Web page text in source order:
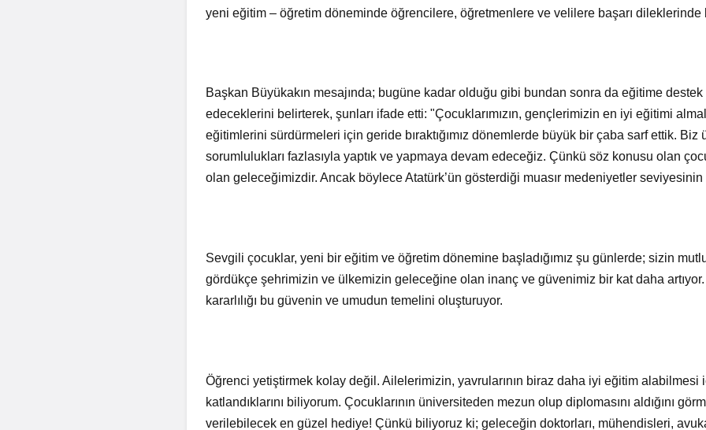
yeni eğitim – öğretim döneminde öğrencilere, öğretmenlere ve velilere başarı dileklerinde
Başkan Büyükakın mesajında; bugüne kadar olduğu gibi bundan sonra da eğitime
edeceklerini belirterek, şunları ifade etti: "Çocuklarımızın, gençlerimizin en iyi eğitimi
eğitimlerini sürdürmeleri için geride bıraktığımız dönemlerde büyük bir çaba sarf ettik. Biz
sorumlulukları fazlasıyla yaptık ve yapmaya devam edeceğiz. Çünkü söz konusu olan
olan geleceğimizdir. Ancak böylece Atatürk’ün gösterdiği muasır medeniyetler
Sevgili çocuklar, yeni bir eğitim ve öğretim dönemine başladığımız şu günlerde; sizin
gördükçe şehrimizin ve ülkemizin geleceğine olan inanç ve güvenimiz bir kat daha
kararlılığı bu güvenin ve umudun temelini oluşturuyor.
Öğrenci yetiştirmek kolay değil. Ailelerimizin, yavrularının biraz daha iyi eğitim alabilmesi
katlandıklarını biliyorum. Çocuklarının üniversiteden mezun olup diplomasını aldığını
verilebilecek en güzel hediye! Çünkü biliyoruz ki; geleceğin doktorları, mühendisleri,